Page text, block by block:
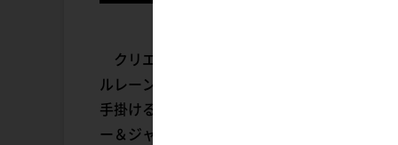
クリエイターとのコラボフィギュアシリー
ルレーン』の周年記念イラストやVtuberのキ
手掛けるオリジナルキャラクター、棟方市
ー＆ジャケットスタイルでありながら、躍動